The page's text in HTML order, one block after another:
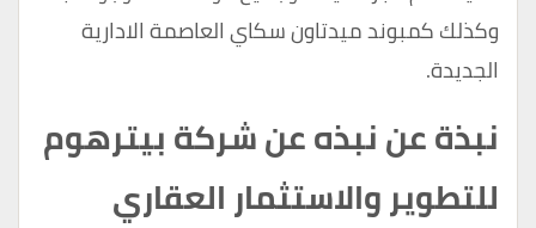
وكذلك كمبوند ميدتاون سكاي العاصمة الادارية
الجديدة.
نبذة عن نبذه عن شركة بيترهوم
للتطوير والاستثمار العقاري